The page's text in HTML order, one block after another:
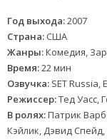
Год выхода:2007
Страна: США
Жанры:Комедия,
Время:22 мин
Озвучка: SET Russia,
Режиссер:Тед Уасс,
В ролях:Патрик
Кэйлик, Дэвид